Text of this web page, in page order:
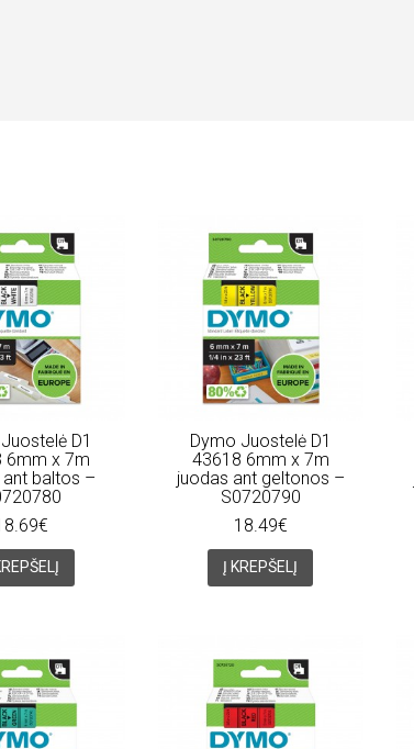
D1
6mm x 7m
ant baltos –
Dymo Juostelė D1
43618 6mm x 7m
juodas ant geltonos –
S0720790
18.49€
Į KREPŠELĮ